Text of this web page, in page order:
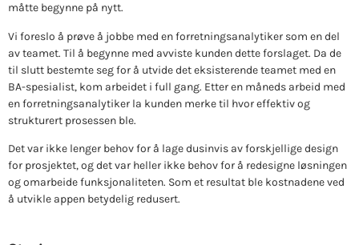
måtte begynne på nytt.
Vi foreslo å prøve å jobbe med en forretningsanalytiker som en del
av teamet. Til å begynne med avviste kunden dette forslaget. Da de
til slutt bestemte seg for å utvide det eksisterende teamet med en
BA-spesialist, kom arbeidet i full gang. Etter en måneds arbeid med
en forretningsanalytiker la kunden merke til hvor effektiv og
strukturert prosessen ble.
Det var ikke lenger behov for å lage dusinvis av forskjellige design
for prosjektet, og det var heller ikke behov for å redesigne løsningen
og omarbeide funksjonaliteten. Som et resultat ble kostnadene ved
å utvikle appen betydelig redusert.